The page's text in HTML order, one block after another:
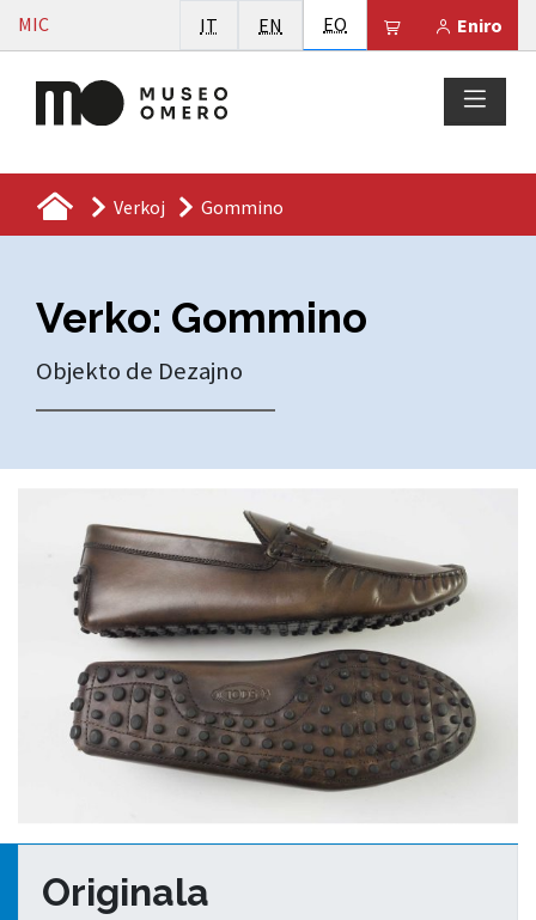
Vai al contenuto
MIC Eniro
Il tuo carrello
IT Italiano
EN English
EO Esperanto
Verkoj Gommino
Verko: Gommino
Objekto de Dezajno
Originala